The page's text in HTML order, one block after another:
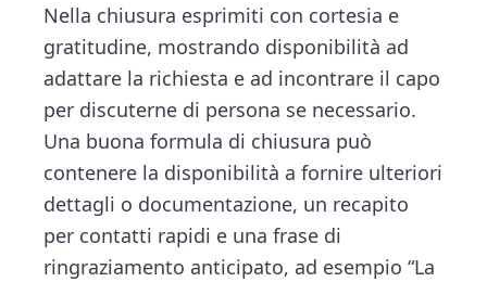
Nella chiusura esprimiti con cortesia e
gratitudine, mostrando disponibilità ad
adattare la richiesta e ad incontrare il capo
per discuterne di persona se necessario.
Una buona formula di chiusura può
contenere la disponibilità a fornire ulteriori
dettagli o documentazione, un recapito
per contatti rapidi e una frase di
ringraziamento anticipato, ad esempio “La